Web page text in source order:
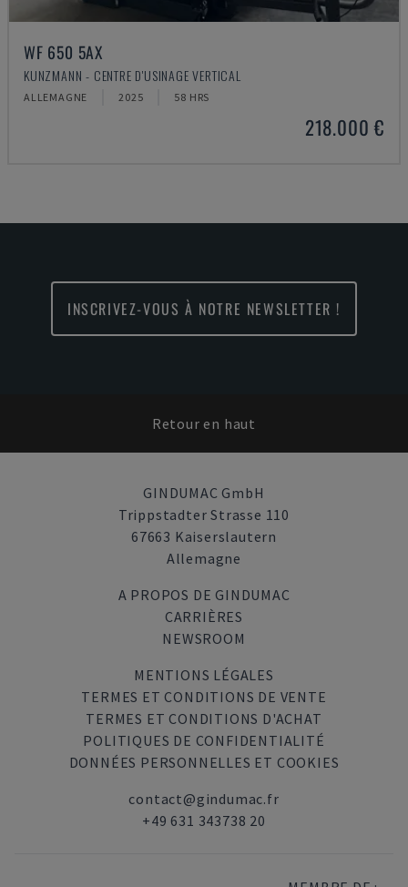
WF 650 5AX
KUNZMANN - CENTRE D'USINAGE VERTICAL
ALLEMAGNE 2025 58 HRS
218.000 €
INSCRIVEZ-VOUS À NOTRE NEWSLETTER !
Retour en haut
GINDUMAC GmbH
Trippstadter Strasse 110
67663 Kaiserslautern
Allemagne
A PROPOS DE GINDUMAC
CARRIÈRES
NEWSROOM
MENTIONS LÉGALES
TERMES ET CONDITIONS DE VENTE
TERMES ET CONDITIONS D'ACHAT
POLITIQUES DE CONFIDENTIALITÉ
DONNÉES PERSONNELLES ET COOKIES
contact@gindumac.fr
+49 631 343738 20